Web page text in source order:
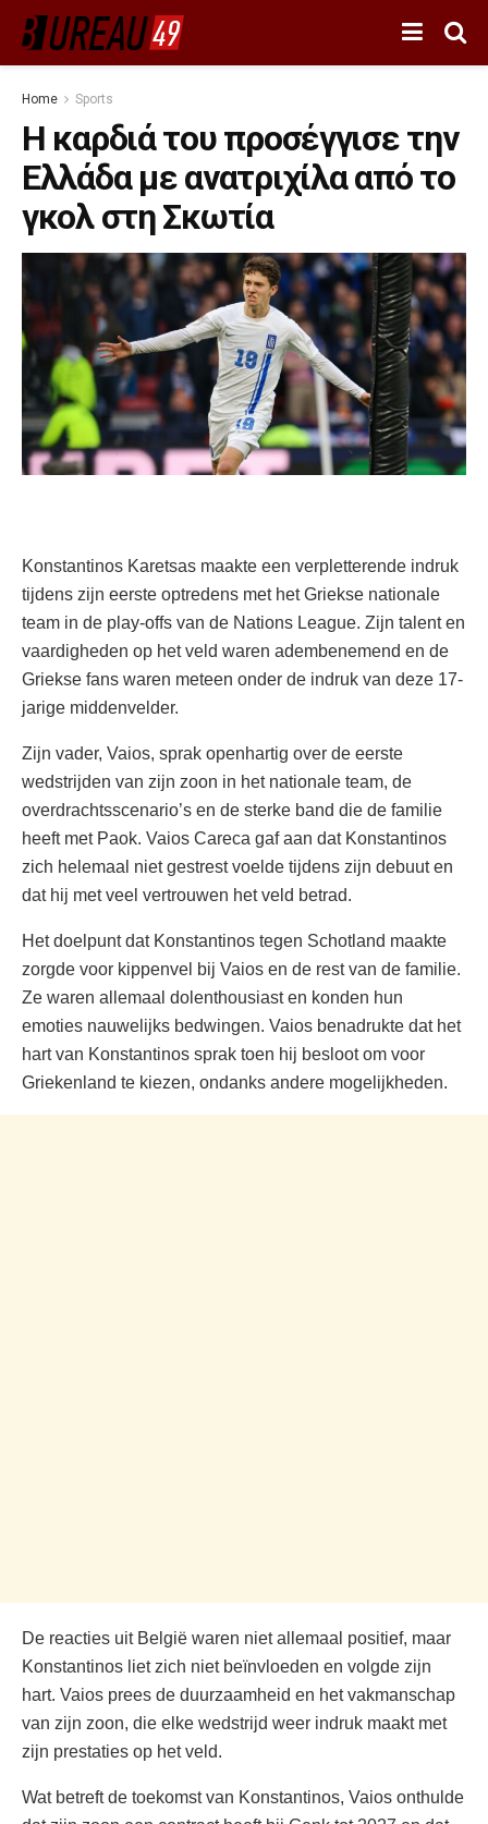
Home Sports
Η καρδιά του προσέγγισε την
Ελλάδα με ανατριχίλα από το
γκολ στη Σκωτία
Konstantinos Karetsas maakte een verpletterende indruk
tijdens zijn eerste optredens met het Griekse nationale
team in de play-offs van de Nations League. Zijn talent en
vaardigheden op het veld waren adembenemend en de
Griekse fans waren meteen onder de indruk van deze 17-
jarige middenvelder.
Zijn vader, Vaios, sprak openhartig over de eerste
wedstrijden van zijn zoon in het nationale team, de
overdrachtsscenario’s en de sterke band die de familie
heeft met Paok. Vaios Careca gaf aan dat Konstantinos
zich helemaal niet gestrest voelde tijdens zijn debuut en
dat hij met veel vertrouwen het veld betrad.
Het doelpunt dat Konstantinos tegen Schotland maakte
zorgde voor kippenvel bij Vaios en de rest van de familie.
Ze waren allemaal dolenthousiast en konden hun
emoties nauwelijks bedwingen. Vaios benadrukte dat het
hart van Konstantinos sprak toen hij besloot om voor
Griekenland te kiezen, ondanks andere mogelijkheden.
De reacties uit België waren niet allemaal positief, maar
Konstantinos liet zich niet beïnvloeden en volgde zijn
hart. Vaios prees de duurzaamheid en het vakmanschap
van zijn zoon, die elke wedstrijd weer indruk maakt met
zijn prestaties op het veld.
Wat betreft de toekomst van Konstantinos, Vaios onthulde